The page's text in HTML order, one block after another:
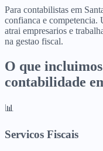
Para contabilistas em
confianca e competencia.
atrai empresarios e
na gestao fiscal.
O que
contabilidade
📊
Servicos Fiscais